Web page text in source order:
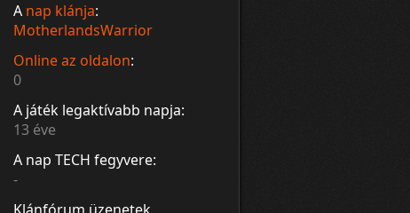
A nap klánja:
MotherlandsWarrior
Online az oldalon:
0
A játék legaktívabb napja:
13 éve
A nap TECH fegyvere:
-